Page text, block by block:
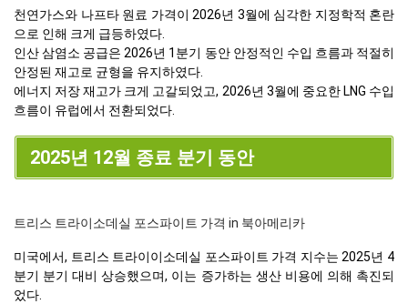
천연가스와 나프타 원료 가격이 2026년 3월에 심각한 지정학적 혼란
으로 인해 크게 급등하였다.
인산 삼염소 공급은 2026년 1분기 동안 안정적인 수입 흐름과 적절히
안정된 재고로 균형을 유지하였다.
에너지 저장 재고가 크게 고갈되었고, 2026년 3월에 중요한 LNG 수입
흐름이 유럽에서 전환되었다.
2025년 12월 종료 분기 동안
트리스 트라이소데실 포스파이트 가격 in 북아메리카
미국에서, 트리스 트라이이소데실 포스파이트 가격 지수는 2025년 4
분기 분기 대비 상승했으며, 이는 증가하는 생산 비용에 의해 촉진되
었다.